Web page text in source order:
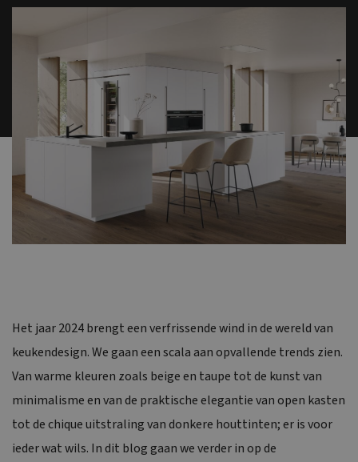
Het jaar 2024 brengt een verfrissende wind in de wereld van
keukendesign. We gaan een scala aan opvallende trends zien.
Van warme kleuren zoals beige en taupe tot de kunst van
minimalisme en van de praktische elegantie van open kasten
tot de chique uitstraling van donkere houttinten; er is voor
ieder wat wils. In dit blog gaan we verder in op de